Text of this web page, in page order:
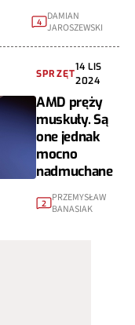
4
DAMIAN
JAROSZEWSKI
SPRZĘT
14 LIS
2024
AMD pręży
muskuły. Są
one jednak
mocno
nadmuchane
2 PRZEMYSŁAW
BANASIAK